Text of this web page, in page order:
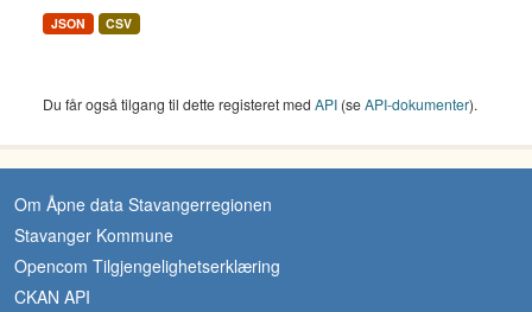
JSON CSV
Du får også tilgang til dette registeret med API (seAPI-dokumenter).
Om Åpne data Stavangerregionen
Stavanger Kommune
Opencom Tilgjengelighetserklæring
CKAN API